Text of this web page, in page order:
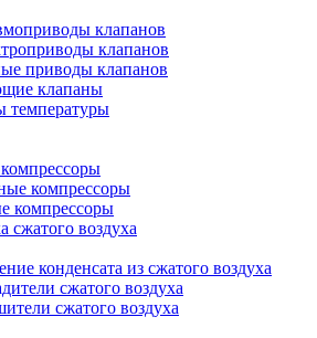
клапанов
клапанов
приводы клапанов
клапаны
температуры
компрессоры
компрессоры
сжатого воздуха
конденсата из сжатого воздуха
сжатого воздуха
сжатого воздуха